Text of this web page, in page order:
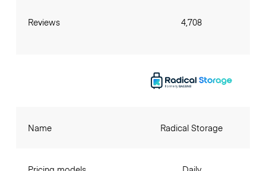
Reviews 4,708
Name Radical Storage